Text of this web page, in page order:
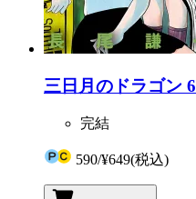
三日月のドラゴン 6
完結
590/¥649(税込)